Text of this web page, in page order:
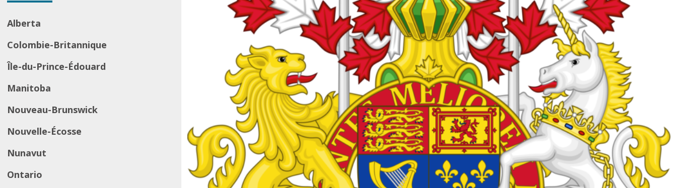
Alberta
Colombie-Britannique
Île-du-Prince-Édouard
Manitoba
Nouveau-Brunswick
Nouvelle-Écosse
Nunavut
Ontario